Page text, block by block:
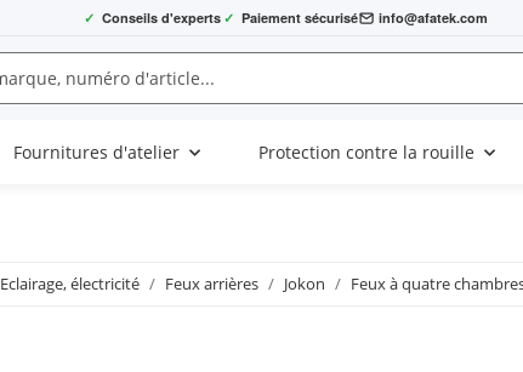
✓ Conseils d'experts ✓ Paiement sécurisé info@afatek.com
Fournitures d'atelier Protection contre la rouille
Eclairage, électricité Feux arrières Jokon Feux à quatre